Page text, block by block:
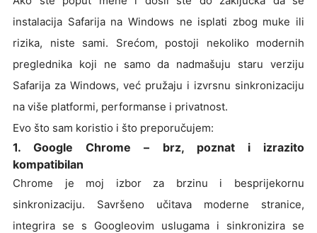
instalacija Safarija na Windows ne isplati zbog muke ili
rizika, niste sami. Srećom, postoji nekoliko modernih
preglednika koji ne samo da nadmašuju staru verziju
Safarija za Windows, već pružaju i izvrsnu sinkronizaciju
na više platformi, performanse i privatnost.
Evo što sam koristio i što preporučujem:
1. Google Chrome – brz, poznat i izrazito
kompatibilan
Chrome je moj izbor za brzinu i besprijekornu
sinkronizaciju. Savršeno učitava moderne stranice,
integrira se s Googleovim uslugama i sinkronizira se